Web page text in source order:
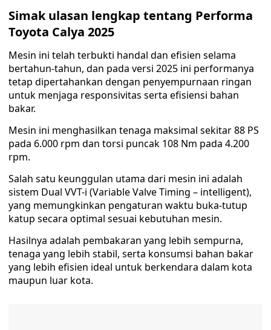
Simak ulasan lengkap tentang Performa
Toyota Calya 2025
Mesin ini telah terbukti handal dan efisien selama
bertahun-tahun, dan pada versi 2025 ini performanya
tetap dipertahankan dengan penyempurnaan ringan
untuk menjaga responsivitas serta efisiensi bahan
bakar.
Mesin ini menghasilkan tenaga maksimal sekitar 88 PS
pada 6.000 rpm dan torsi puncak 108 Nm pada 4.200
rpm.
Salah satu keunggulan utama dari mesin ini adalah
sistem Dual VVT-i (Variable Valve Timing – intelligent),
yang memungkinkan pengaturan waktu buka-tutup
katup secara optimal sesuai kebutuhan mesin.
Hasilnya adalah pembakaran yang lebih sempurna,
tenaga yang lebih stabil, serta konsumsi bahan bakar
yang lebih efisien ideal untuk berkendara dalam kota
maupun luar kota.